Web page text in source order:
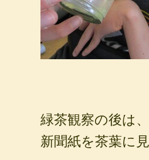
緑茶観察の後は
新聞紙を茶葉に